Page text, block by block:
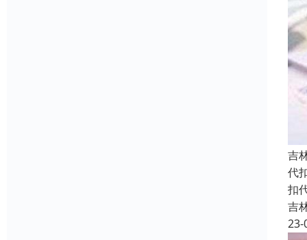
吉
代
扣
吉
23-